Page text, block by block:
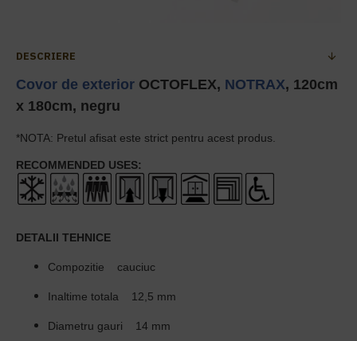
DESCRIERE
Covor de exterior OCTOFLEX, NOTRAX, 120cm
x 180cm, negru
*NOTA: Pretul afisat este strict pentru acest produs.
RECOMMENDED USES:
DETALII TEHNICE
Compozitie cauciuc
Inaltime totala 12,5 mm
Diametru gauri 14 mm